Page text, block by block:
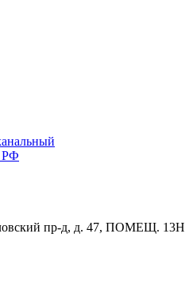
РФ
пр-д, д. 47, ПОМЕЩ. 13Н